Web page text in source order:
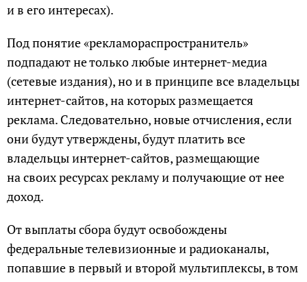
и в его интересах).
Под понятие «рекламораспространитель»
подпадают не только любые интернет-медиа
(сетевые издания), но и в принципе все владельцы
интернет-сайтов, на которых размещается
реклама. Следовательно, новые отчисления, если
они будут утверждены, будут платить все
владельцы интернет-сайтов, размещающие
на своих ресурсах рекламу и получающие от нее
доход.
От выплаты сбора будут освобождены
федеральные телевизионные и радиоканалы,
попавшие в первый и второй мультиплексы, в том